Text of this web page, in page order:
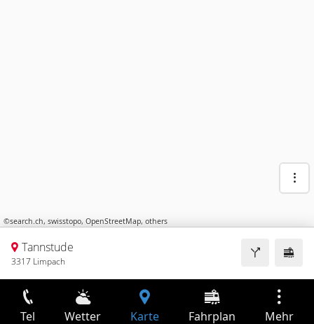
©search.ch, swisstopo, OpenStreetMap, others
Tannstude
3317 Limpach
Tel Wetter Karte Fahrplan Mehr